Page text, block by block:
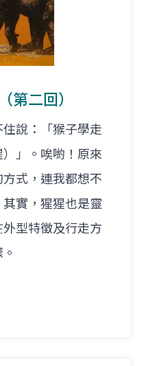
第二回）
說：「猴子學走
」。唉喲！原來
式，連我都想不
實，猩猩也是靈
型特徵及行走方